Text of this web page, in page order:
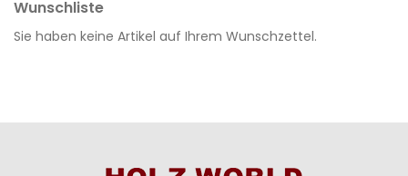
Wunschliste
Sie haben keine Artikel auf Ihrem Wunschzettel.